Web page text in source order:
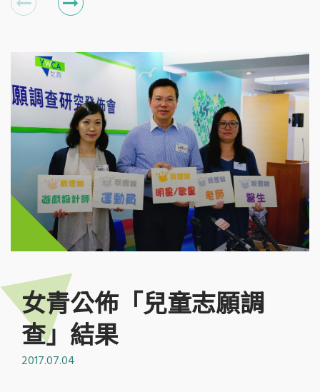
女青公佈「兒童志願調
查」結果
2017.07.04